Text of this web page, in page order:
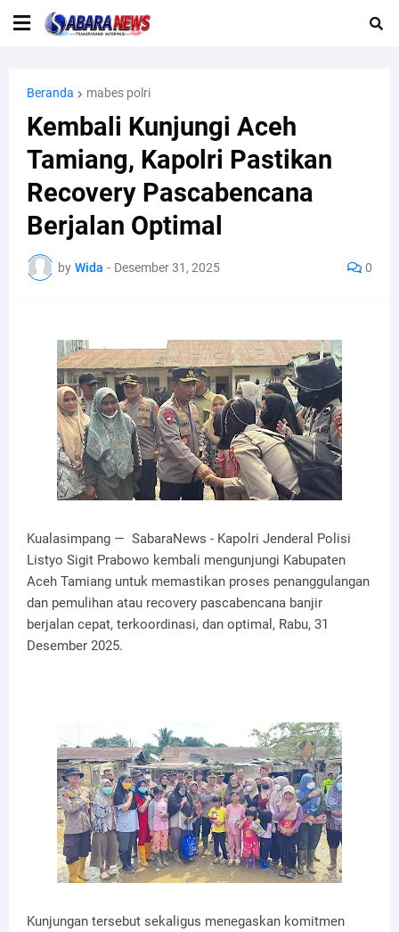
Beranda mabes polri
Kembali Kunjungi Aceh
Tamiang, Kapolri Pastikan
Recovery Pascabencana
Berjalan Optimal
by Wida - Desember 31, 2025 0
Kualasimpang — SabaraNews - Kapolri Jenderal Polisi
Listyo Sigit Prabowo kembali mengunjungi Kabupaten
Aceh Tamiang untuk memastikan proses penanggulangan
dan pemulihan atau recovery pascabencana banjir
berjalan cepat, terkoordinasi, dan optimal, Rabu, 31
Desember 2025.
Kunjungan tersebut sekaligus menegaskan komitmen